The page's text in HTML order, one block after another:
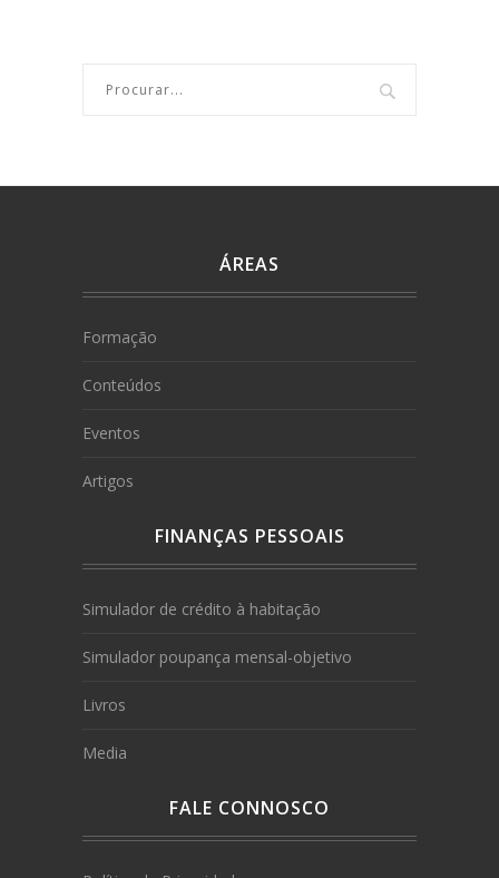
ÁREAS
Formação
Conteúdos
Eventos
Artigos
FINANÇAS PESSOAIS
Simulador de crédito à habitação
Simulador poupança mensal-objetivo
Livros
Media
FALE CONNOSCO